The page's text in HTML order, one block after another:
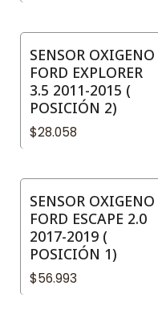
SENSOR OXIGENO
FORD EXPLORER
3.5 2011-2015 (
POSICIÓN 2)
$28.058
SENSOR OXIGENO
FORD ESCAPE 2.0
2017-2019 (
POSICIÓN 1)
$56.993